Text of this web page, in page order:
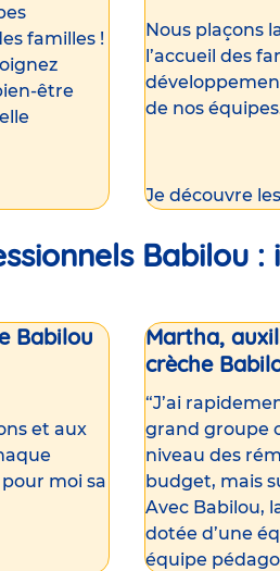
familles !
être
Nous plaçons
l’accueil des
de nos
Je découvre
Babilou
Babilou
et aux
moi sa
Martha,
crèche
“J’ai
grand groupe
niveau des
budget, mais
Avec Babilou,
dotée d’une
équipe